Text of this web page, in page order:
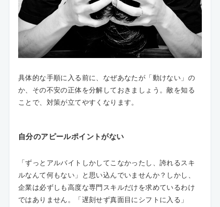
具体的な手順に入る前に、なぜあなたが「動けない」の
か、その不安の正体を分解しておきましょう。敵を知る
ことで、対策が立てやすくなります。
自分のアピールポイントがない
「ずっとアルバイトしかしてこなかったし、誇れるスキ
ルなんて何もない」と思い込んでいませんか？しかし、
企業は必ずしも高度な専門スキルだけを求めているわけ
ではありません。「遅刻せず真面目にシフトに入る」